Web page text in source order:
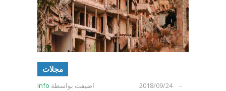
مجلات
اضيفت بواسطة Info -
2018/09/24